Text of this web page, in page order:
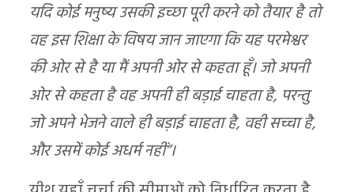
यदि कोई मनुष्य उसकी इच्छा पूरी करने को तैयार है तो
वह इस शिक्षा के विषय जान जाएगा कि यह परमेश्वर
की ओर से है या मैं अपनी ओर से कहता हूँ। जो अपनी
ओर से कहता है वह अपनी ही बड़ाई चाहता है, परन्तु
जो अपने भेजने वाले ही बड़ाई चाहता है, वही सच्चा है,
और उसमें कोई अधर्म नहीं”।